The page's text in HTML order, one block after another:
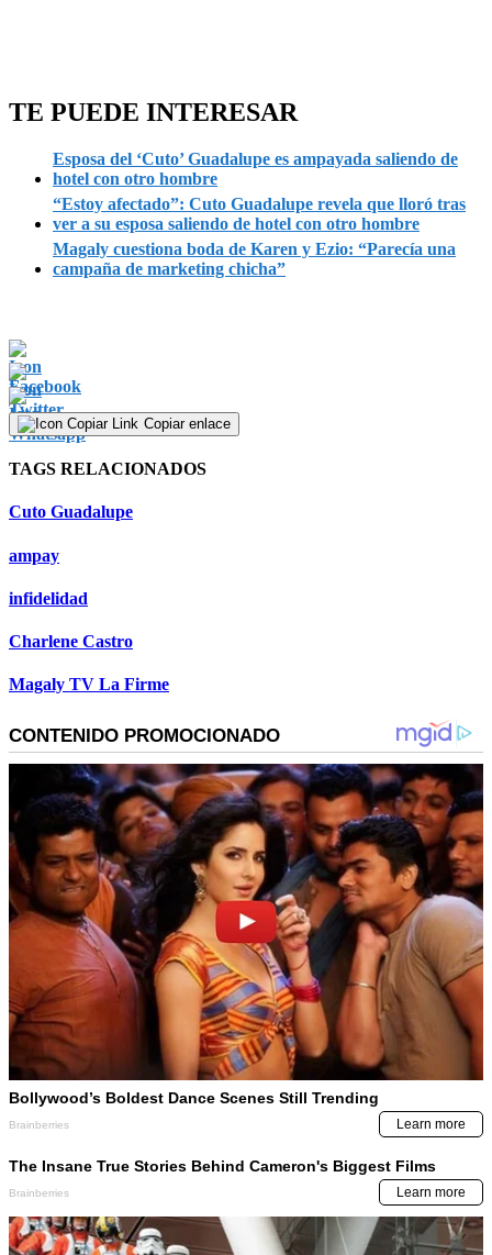
TE PUEDE INTERESAR
Esposa del ‘Cuto’ Guadalupe es ampayada saliendo de
hotel con otro hombre
“Estoy afectado”: Cuto Guadalupe revela que lloró tras
ver a su esposa saliendo de hotel con otro hombre
Magaly cuestiona boda de Karen y Ezio: “Parecía una
campaña de marketing chicha”
Copiar enlace
TAGS RELACIONADOS
Cuto Guadalupe
ampay
infidelidad
Charlene Castro
Magaly TV La Firme